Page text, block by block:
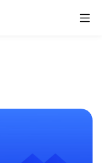
取消